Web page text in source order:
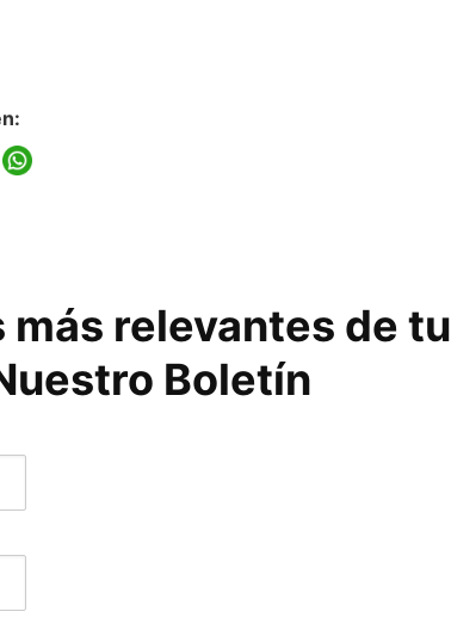
relevantes de tu
Boletín